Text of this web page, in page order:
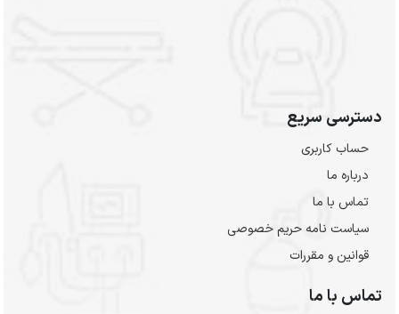
دسترسی سریع
حساب کاربری
درباره ما
تماس با ما
سیاست نامه حریم خصوصی
قوانین و مقررات
تماس با ما